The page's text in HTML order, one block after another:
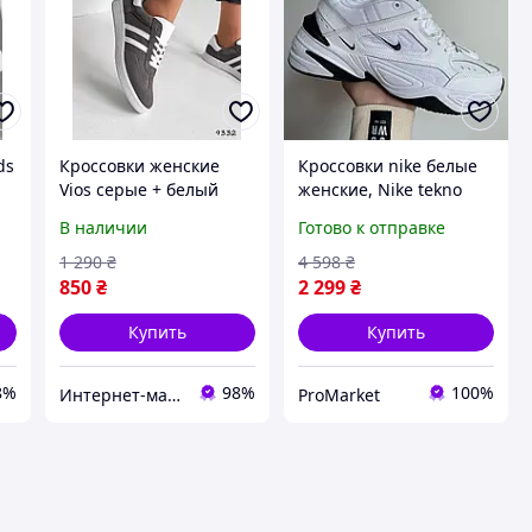
Кроссовки женские
Vios серые + белый
9332, размеры 39
В наличии
850 ₴
1 290 ₴
Купить
Интернет-магазин "Lite Shop" 98%
Кроссовки nike белые
женские, Nike tekno
кроссовки nike m2k
tekno, Кроссовки
женские м2к текно
Готово к отправке
2 299₴
4 598 ₴
Купить
ProMarket 100%